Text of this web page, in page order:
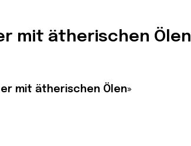
mit ätherischen Ölen
mit ätherischen Ölen»